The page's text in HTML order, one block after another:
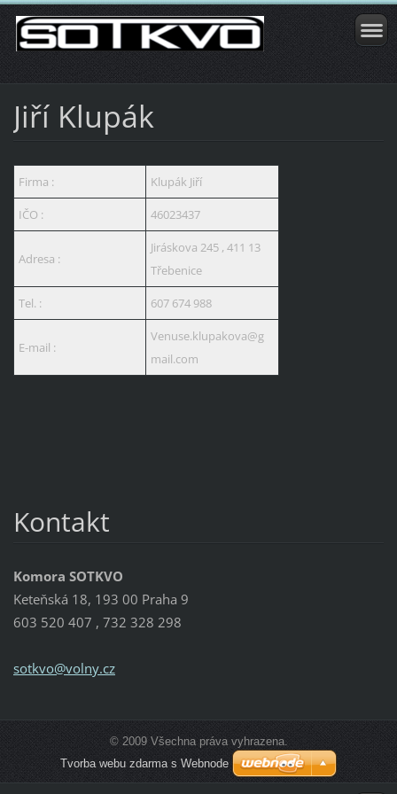
Jiří Klupák
Firma : Klupák Jiří
IČO : 46023437
Adresa :
Jiráskova 245 , 411 13
Třebenice
Tel. : 607 674 988
E-mail :
Venuse.klupakova@g
mail.com
Kontakt
Komora SOTKVO
Keteňská 18, 193 00 Praha 9
603 520 407 , 732 328 298
sotkvo@volny.cz
© 2009 Všechna práva vyhrazena.
Tvorba webu zdarma s Webnode